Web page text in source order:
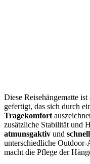
Diese Reisehängematte
gefertigt, das sich durch
Tragekomfort
zusätzliche Stabilität und
atmunsgaktiv und
unterschiedliche
macht die Pflege der